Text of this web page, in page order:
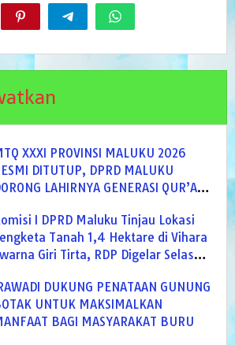
XXXI PROVINSI MALUKU 2026
DITUTUP, DPRD MALUKU
LAHIRNYA GENERASI QUR’ANI
I DPRD Maluku Tinjau Lokasi
Tanah 1,4 Hektare di Vihara
Giri Tirta, RDP Digelar Selasa
DUKUNG PENATAAN GUNUNG
UNTUK MAKSIMALKAN
BAGI MASYARAKAT BURU